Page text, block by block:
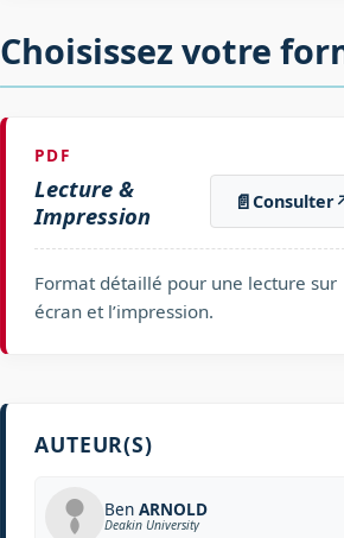
Choisissez votre
PDF
Lecture &
Impression
📄Consulter
Format détaillé pour une lecture sur
écran et l’impression.
AUTEUR(S)
Ben ARNOLD
Deakin University